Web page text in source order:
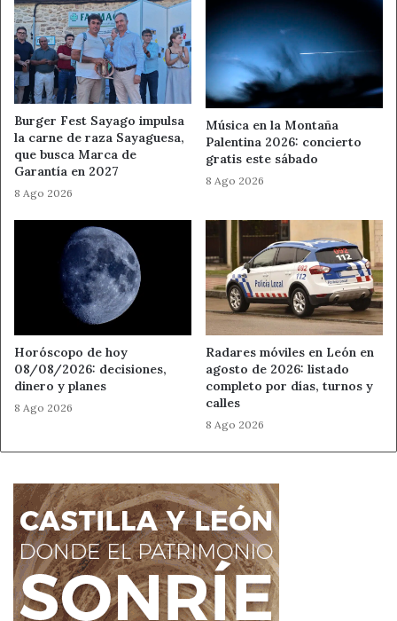
Agricultura Ahora León ASAJA
Economía Noticias de León
Remolacha
Burger Fest Sayago impulsa
la carne de raza Sayaguesa,
que busca Marca de
Garantía en 2027
8 Ago 2026
Música en la Montaña
Palentina 2026: concierto
gratis este sábado
8 Ago 2026
Horóscopo de hoy
08/08/2026: decisiones,
dinero y planes
8 Ago 2026
Radares móviles en León en
agosto de 2026: listado
completo por días, turnos y
calles
8 Ago 2026